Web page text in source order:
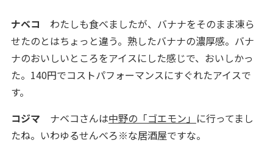
ナベコ わたしも食べましたが、バナナをそのまま凍ら
せたのとはちょっと違う。熟したバナナの濃厚感。バナ
ナのおいしいところをアイスにした感じで、おいしかっ
た。140円でコストパフォーマンスにすぐれたアイスで
す。
コジマ ナベコさんは中野の「ゴエモン」 に行ってまし
たね。いわゆるせんべろ※な居酒屋ですな。